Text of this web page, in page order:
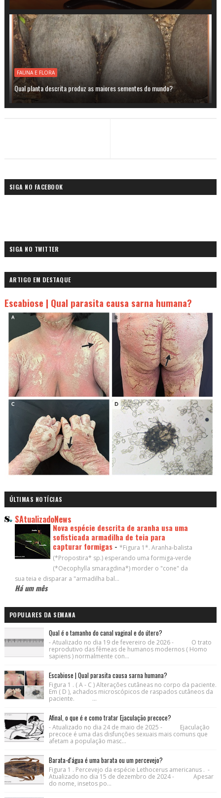
FAUNA E FLORA
Qual planta descrita produz as maiores sementes do mundo?
SIGA NO FACEBOOK
SIGA NO TWITTER
ARTIGO EM DESTAQUE
Escabiose | Qual parasita causa sarna humana?
ÚLTIMAS NOTÍCIAS
SAtualizadoNews
Nova espécie descrita de aranha usa uma
sofisticada armadilha de teia para
capturar formigas - *Figura 1*. Aranha-balista
(*Propostira* sp.) esperando uma formiga-verde
(*Oecophylla smaragdina*) morder o "cone" da
sua teia e disparar a "armadilha bal...
Há um mês
POPULARES DA SEMANA
Qual é o tamanho do canal vaginal e do útero?
- Atualizado no dia 19 de fevereiro de 2026 - O trato
reprodutivo das fêmeas de humanos modernos ( Homo
sapiens ) normalmente con...
Escabiose | Qual parasita causa sarna humana?
Figura 1 . ( A - C ) Alterações cutâneas no corpo da paciente.
Em ( D ), achados microscópicos de raspados cutâneos da
paciente. ...
Afinal, o que é e como tratar Ejaculação precoce?
- Atualizado no dia 24 de maio de 2025 - Ejaculação
precoce é uma das disfunções sexuais mais comuns que
afetam a população masc...
Barata-d'água é uma barata ou um percevejo?
Figura 1 . Percevejo da espécie Lethocerus americanus . -
Atualizado no dia 15 de dezembro de 2024 - Apesar
do nome, insetos po...